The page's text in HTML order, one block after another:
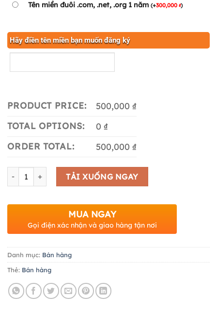
Tên miền đuôi .com, .net, .org 1 năm (+300,000 ₫)
Hãy điền tên miền bạn muốn đăng ký
PRODUCT PRICE:
500,000 ₫
TOTAL OPTIONS:
0 ₫
ORDER TOTAL:
500,000 ₫
Số lượng TẢI XUỐNG NGAY
MUA NGAY
Gọi điện xác nhận và giao hàng tận nơi
Danh mục: Bán hàng
Thẻ: Bán hàng